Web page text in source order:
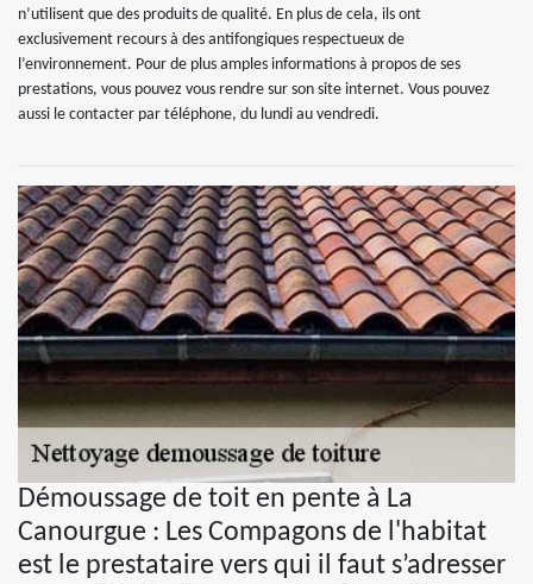
n’utilisent que des produits de qualité. En plus de cela, ils ont
exclusivement recours à des antifongiques respectueux de
l’environnement. Pour de plus amples informations à propos de ses
prestations, vous pouvez vous rendre sur son site internet. Vous pouvez
aussi le contacter par téléphone, du lundi au vendredi.
Démoussage de toit en pente à La
Canourgue : Les Compagons de l'habitat
est le prestataire vers qui il faut s’adresser